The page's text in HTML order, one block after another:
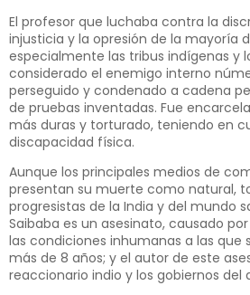
El profesor que luchaba contra la
injusticia y la opresión de la mayoría
especialmente las tribus indígenas y
considerado el enemigo interno
perseguido y condenado a cadena
de pruebas inventadas. Fue
más duras y torturado, teniendo en
discapacidad física.
Aunque los principales medios de
presentan su muerte como natural,
progresistas de la India y del mundo
Saibaba es un asesinato, causado
las condiciones inhumanas a las que
más de 8 años; y el autor de este
reaccionario indio y los gobiernos del